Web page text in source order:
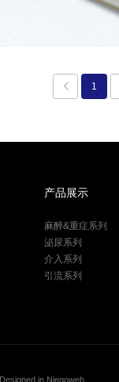
1
产品展示
麻醉&重症系列
泌尿系列
介入系列
引流系列
Designed in Niegoweb